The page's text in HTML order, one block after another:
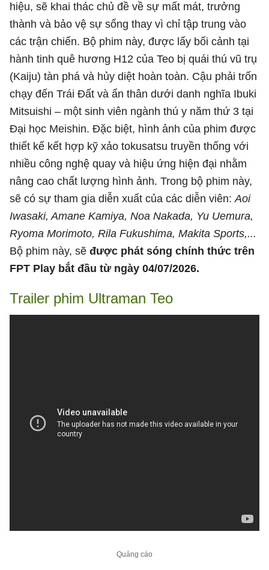
hiệu, sẽ khai thác chủ đề về sự mất mát, trưởng
thành và bảo vệ sự sống thay vì chỉ tập trung vào
các trận chiến. Bộ phim này, được lấy bối cảnh tại
hành tinh quê hương H12 của Teo bị quái thú vũ trụ
(Kaiju) tàn phá và hủy diệt hoàn toàn. Cậu phải trốn
chạy đến Trái Đất và ẩn thân dưới danh nghĩa Ibuki
Mitsuishi – một sinh viên ngành thú y năm thứ 3 tại
Đại học Meishin. Đặc biệt, hình ảnh của phim được
thiết kế kết hợp kỹ xảo tokusatsu truyền thống với
nhiều công nghệ quay và hiệu ứng hiện đại nhằm
nâng cao chất lượng hình ảnh. Trong bộ phim này,
sẽ có sự tham gia diễn xuất của các diễn viên:Aoi
Iwasaki, Amane Kamiya, Noa Nakada, Yu Uemura,
Ryoma Morimoto, Rila Fukushima, Makita Sports,...
Bộ phim này, sẽ được phát sóng chính thức trên
FPT Play bắt đầu từ ngày 04/07/2026.
Trailer phim Ultraman Teo